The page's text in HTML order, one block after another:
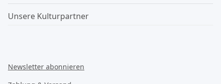
Unsere Kulturpartner
Newsletter abonnieren